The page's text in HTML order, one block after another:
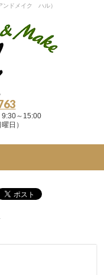
ンドメイク ハル）
～15:00
日）